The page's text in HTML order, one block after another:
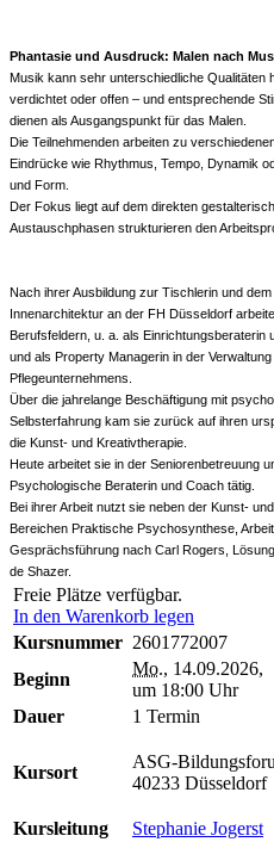
Phantasie und Ausdruck: Malen nach
Musik kann sehr unterschiedliche Qualitäten
verdichtet oder offen – und entsprechende
dienen als Ausgangspunkt für das Malen.
Die Teilnehmenden arbeiten zu
Eindrücke wie Rhythmus, Tempo, Dynamik
und Form.
Der Fokus liegt auf dem direkten
Austauschphasen strukturieren den
Nach ihrer Ausbildung zur Tischlerin und
Innenarchitektur an der FH Düsseldorf
Berufsfeldern, u. a. als Einrichtungsberaterin
und als Property Managerin in der
Pflegeunternehmens.
Über die jahrelange Beschäftigung mit
Selbsterfahrung kam sie zurück auf ihren
die Kunst- und Kreativtherapie.
Heute arbeitet sie in der Seniorenbetreuung
Psychologische Beraterin und Coach tätig.
Bei ihrer Arbeit nutzt sie neben der Kunst-
Bereichen Praktische Psychosynthese,
Gesprächsführung nach Carl Rogers,
de Shazer.
Freie Plätze verfügbar.
In den Warenkorb legen
Kursnummer 2601772007
Beginn
Mo., 14.09.2026,
um 18:00 Uhr
Dauer
1 Termin
Kursort
ASG-
40233 Düsseldorf
Kursleitung
Stephanie Jogerst